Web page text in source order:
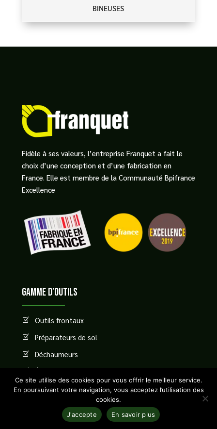
BINEUSES
Fidèle à ses valeurs, l’entreprise Franquet a fait le
choix d’une conception et d’une fabrication en
France. Elle est membre de la Communauté Bpifrance
Excellence
GAMME D’OUTILS
Z Outils frontaux
Z Préparateurs de sol
Z Déchaumeurs
Équipements pour semis
Z Désherbage mécanique
Récolte betteravière
Ce site utilise des cookies pour vous offrir le meilleur service.
En poursuivant votre navigation, vous acceptez l’utilisation des
cookies.
J'accepte
En savoir plus